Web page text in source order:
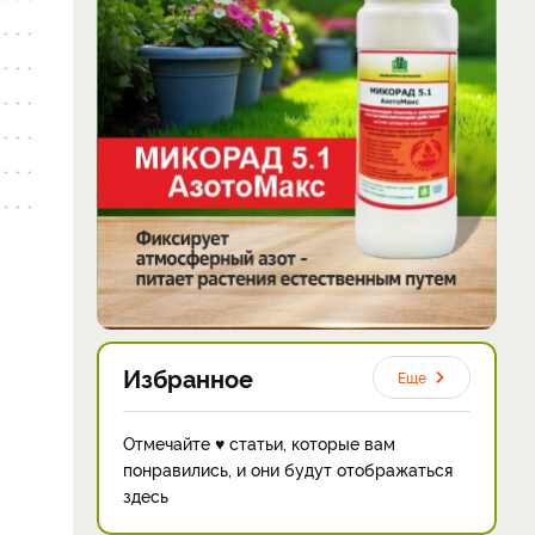
Избранное Еще
Отмечайте ♥ статьи, которые вам
понравились, и они будут отображаться
здесь